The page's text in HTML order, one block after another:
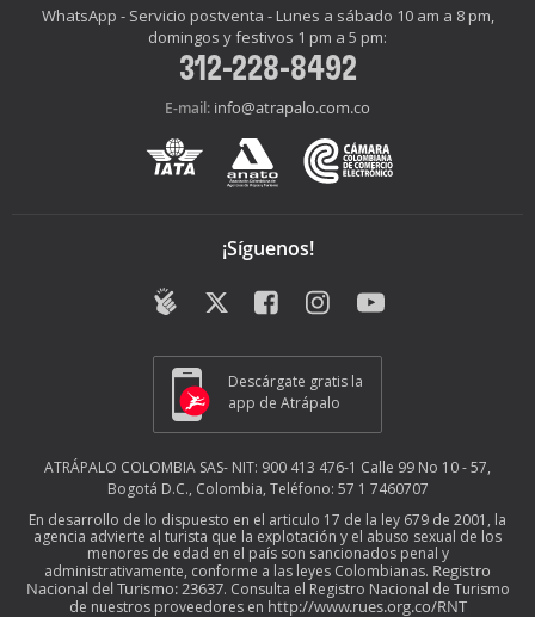
WhatsApp - Servicio postventa - Lunes a sábado 10 am a 8 pm,
domingos y festivos 1 pm a 5 pm:
312-228-8492
E-mail: info@atrapalo.com.co
¡Síguenos!
Descárgate gratis la
app de Atrápalo
ATRÁPALO COLOMBIA SAS- NIT: 900 413 476-1 Calle 99 No 10 - 57,
Bogotá D.C., Colombia, Teléfono: 57 1 7460707
En desarrollo de lo dispuesto en el articulo 17 de la ley 679 de 2001, la
agencia advierte al turista que la explotación y el abuso sexual de los
menores de edad en el país son sancionados penal y
administrativamente, conforme a las leyes Colombianas. Registro
Nacional del Turismo: 23637. Consulta el Registro Nacional de Turismo
de nuestros proveedores en http://www.rues.org.co/RNT